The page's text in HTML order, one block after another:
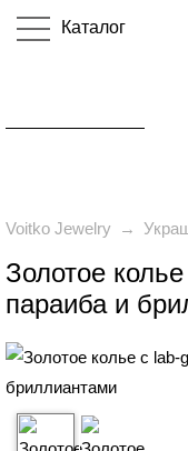
Каталог
Voitko Jewelry →
Золотое
параиба и